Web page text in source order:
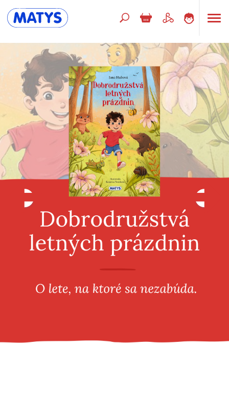
Beletria pre deti
Doplnkový sortiment
Jazyky
Poézia
Populárno - náučné pre deti
Predškoláci
Výchova a pedagogika
Všetky kategórie